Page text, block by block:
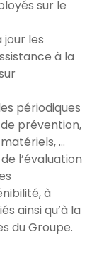
sur le
les
à la
périodiques
prévention,
…
l’évaluation
à
ainsi qu’à la
du Groupe.